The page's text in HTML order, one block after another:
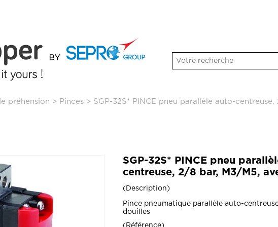
préhension > Pinces > SGP-32S* PINCE pneu parallèle auto-
SGP-32S* PINCE pneu
centreuse, 2/8 bar, M3/M5,
Description
Pince pneumatique parallèle auto-
douilles